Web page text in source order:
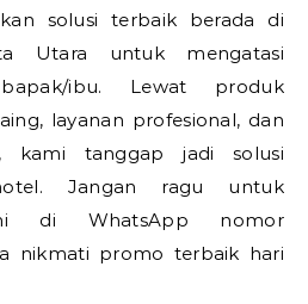
solusi terbaik berada di
Utara untuk mengatasi
ibu. Lewat produk
layanan profesional, dan
kami tanggap jadi solusi
Jangan ragu untuk
di WhatsApp nomor
nikmati promo terbaik hari